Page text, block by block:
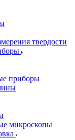
твердости
приборы
микроскопы